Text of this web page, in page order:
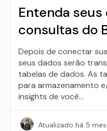
Entenda seus
consultas do
Depois de conectar
seus dados serão
tabelas de dados. As
para armazenamento
insights de você…
Atualizado há 5